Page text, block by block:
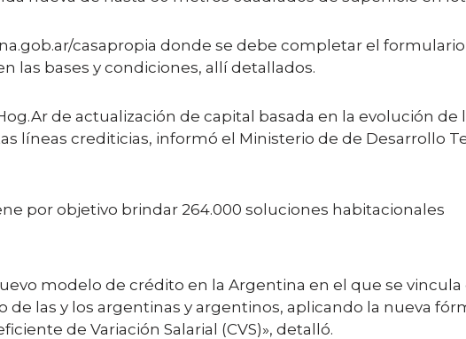
casapropia donde se debe completar el
las bases y condiciones, allí detallados.
de actualización de capital basada en la evolución de
líneas crediticias, informó el Ministerio de de Desarrollo
por objetivo brindar 264.000 soluciones habitacionales
modelo de crédito en la Argentina en el que se vincula
las y los argentinas y argentinos, aplicando la nueva
de Variación Salarial (CVS)», detalló.